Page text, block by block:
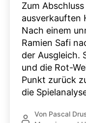
Zum
ausverkauften
Nach einem
Ramien Safi
der Ausgleich.
und die Rot-
Punkt zurück
die
Beitragsautor
Von Pascal